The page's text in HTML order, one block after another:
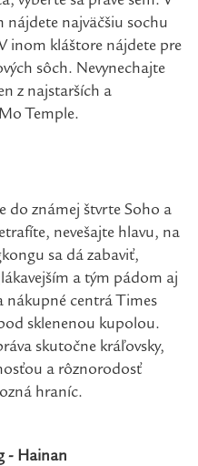
nájdete najväčšiu sochu
inom kláštore nájdete pre
sôch. Nevynechajte
z najstarších a
Temple.
do známej štvrte Soho a
nevešajte hlavu, na
sa dá zabaviť,
a tým pádom aj
nákupné centrá Times
sklenenou kupolou.
skutočne kráľovsky,
a rôznorodosť
hraníc.
- Hainan